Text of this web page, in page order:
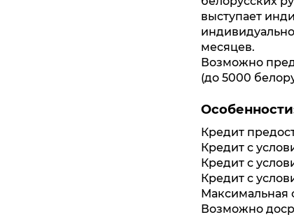
выступает
месяцев.
Возможно
(до 5000
Кредит
Кредит с
Кредит с
Кредит с
Максимальная
Возможно